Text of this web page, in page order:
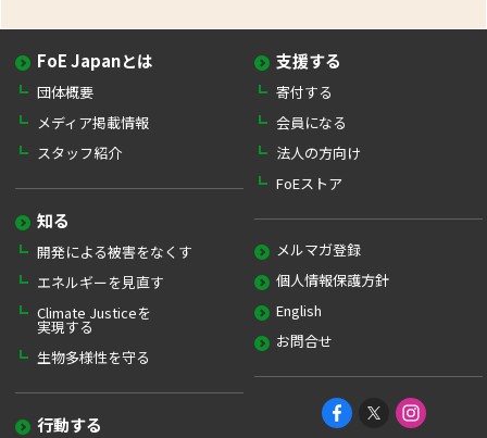
FoE Japanとは
団体概要
メディア掲載情報
スタッフ紹介
知る
開発による被害をなくす
エネルギーを見直す
Climate Justiceを
実現する
生物多様性を守る
行動する
支援する
寄付する
会員になる
法人の方向け
FoEストア
メルマガ登録
個人情報保護方針
English
お問合せ